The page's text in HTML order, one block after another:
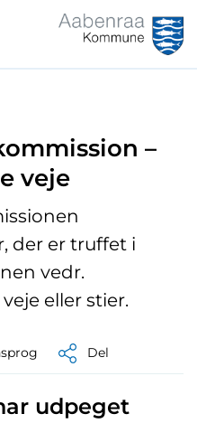
–
veje
der er truffet i
vedr.
eller stier.
Del
udpeget